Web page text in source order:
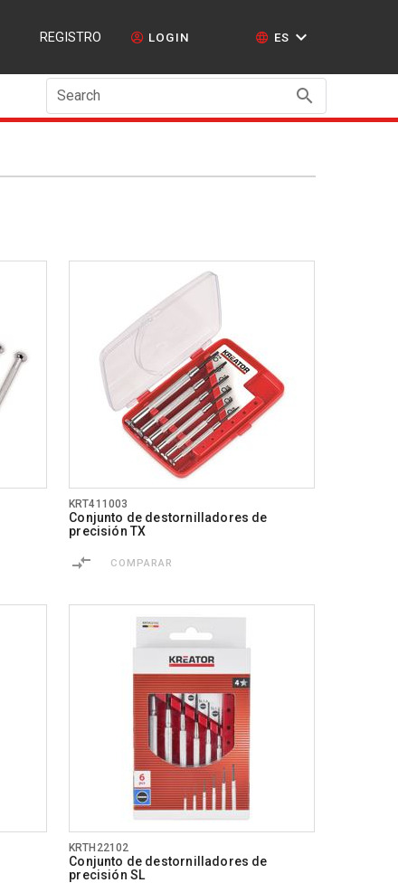
REGISTRO LOGIN ES
Search
KRT411003
Conjunto de destornilladores de
precisión TX
COMPARAR
KRTH22102
Conjunto de destornilladores de
precisión SL